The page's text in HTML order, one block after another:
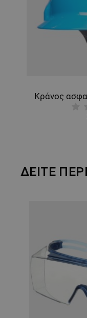
ΔΕΙΤΕ